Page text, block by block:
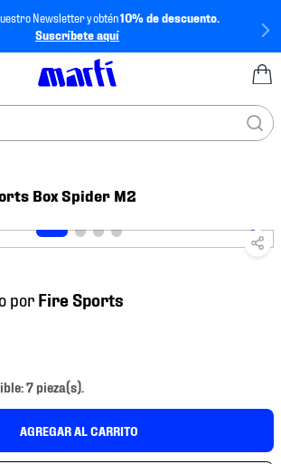
Newsletter y obtén10% de descuento.
Suscríbete aquí
Box Spider M2
por
7 pieza(s).
AGREGAR AL CARRITO